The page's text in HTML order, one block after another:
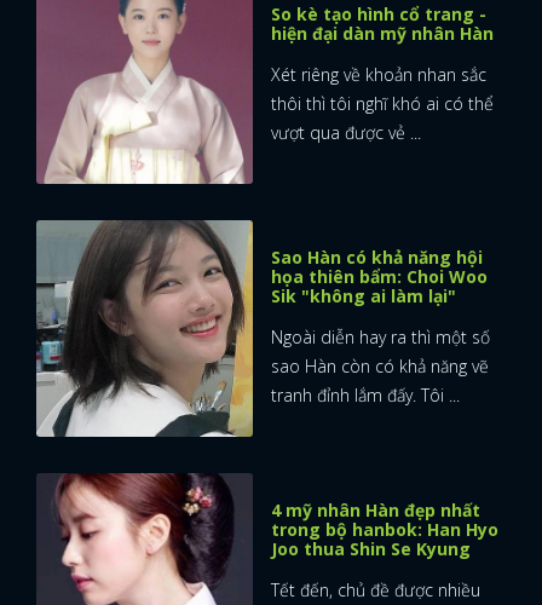
So kè tạo hình cổ trang -
hiện đại dàn mỹ nhân Hàn
Xét riêng về khoản nhan sắc
thôi thì tôi nghĩ khó ai có thể
vượt qua được vẻ ...
Sao Hàn có khả năng hội
họa thiên bẩm: Choi Woo
Sik "không ai làm lại"
Ngoài diễn hay ra thì một số
sao Hàn còn có khả năng vẽ
tranh đỉnh lắm đấy. Tôi ...
4 mỹ nhân Hàn đẹp nhất
trong bộ hanbok: Han Hyo
Joo thua Shin Se Kyung
Tết đến, chủ đề được nhiều